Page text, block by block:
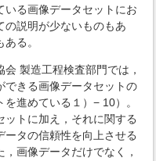
いる画像データセットにお
の説明が少ないものもあ
る。
製造工程検査部門では，
できる画像データセットの
進めている１）− 10）。
ットに加え，それに関する
タの信頼性を向上させる
画像データだけでなく，